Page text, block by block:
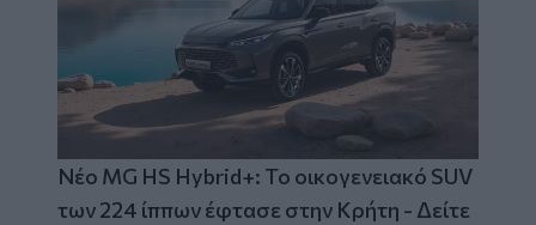
Νέο MG HS Hybrid+: Το οικογενειακό SUV
των 224 ίππων έφτασε στην Κρήτη - Δείτε